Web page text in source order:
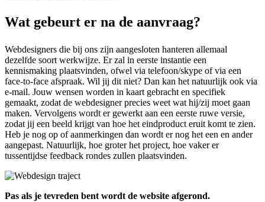
Wat gebeurt er na de aanvraag?
Webdesigners die bij ons zijn aangesloten hanteren allemaal
dezelfde soort werkwijze. Er zal in eerste instantie een
kennismaking plaatsvinden, ofwel via telefoon/skype of via een
face-to-face afspraak. Wil jij dit niet? Dan kan het natuurlijk ook via
e-mail. Jouw wensen worden in kaart gebracht en specifiek
gemaakt, zodat de webdesigner precies weet wat hij/zij moet gaan
maken. Vervolgens wordt er gewerkt aan een eerste ruwe versie,
zodat jij een beeld krijgt van hoe het eindproduct eruit komt te zien.
Heb je nog op of aanmerkingen dan wordt er nog het een en ander
aangepast. Natuurlijk, hoe groter het project, hoe vaker er
tussentijdse feedback rondes zullen plaatsvinden.
Pas als je tevreden bent wordt de website afgerond.